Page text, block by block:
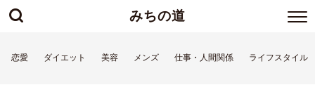
みちの道
恋愛 ダイエット 美容 メンズ 仕事・人間関係 ライフスタイル